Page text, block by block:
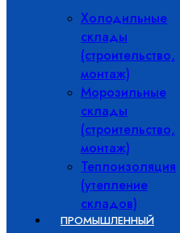
Холодильные
склады
(строительство,
монтаж)
Морозильные
склады
(строительство,
монтаж)
Теплоизоляция
(утепление
складов)
ПРОМЫШЛЕННЫЙ